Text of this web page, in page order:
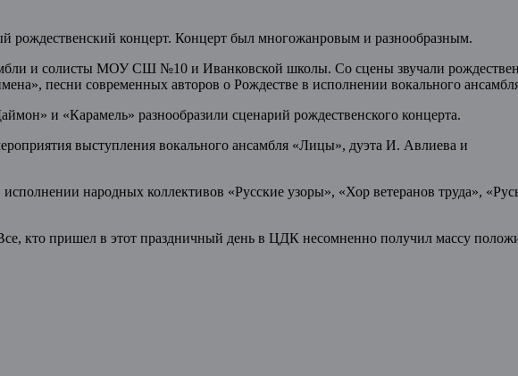
рождественский концерт. Концерт был многожанровым и разнообразным.
и солисты МОУ СШ №10 и Иванковской школы. Со сцены звучали
песни современных авторов о Рождестве в исполнении вокального
и «Карамель» разнообразили сценарий рождественского концерта.
мероприятия выступления вокального ансамбля «Лицы», дуэта И.
народных коллективов «Русские узоры», «Хор ветеранов труда»,
кто пришел в этот праздничный день в ЦДК несомненно получил массу